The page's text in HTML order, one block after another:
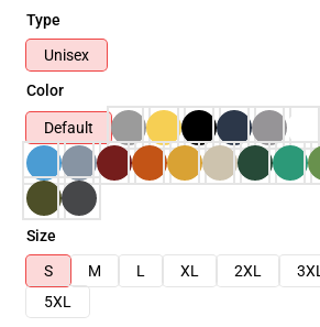
Type
Unisex
Color
Default
Size
S
M L XL 2XL 3XL
5XL